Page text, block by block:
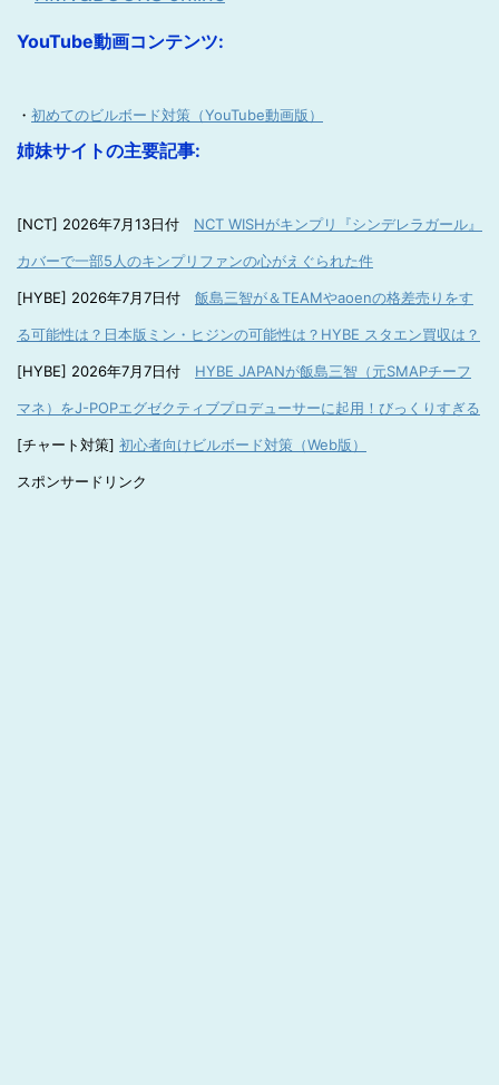
YouTube動画コンテンツ:
・ 初めてのビルボード対策（YouTube動画版）
姉妹サイトの主要記事:
[NCT] 2026年7月13日付 NCT WISHがキンプリ『シンデレラガール』
カバーで一部5人のキンプリファンの心がえぐられた件
[HYBE] 2026年7月7日付 飯島三智が＆TEAMやaoenの格差売りをす
る可能性は？日本版ミン・ヒジンの可能性は？HYBE スタエン買収は？
[HYBE] 2026年7月7日付 HYBE JAPANが飯島三智（元SMAPチーフ
マネ）をJ-POPエグゼクティブプロデューサーに起用！びっくりすぎる
[チャート対策] 初心者向けビルボード対策（Web版）
スポンサードリンク